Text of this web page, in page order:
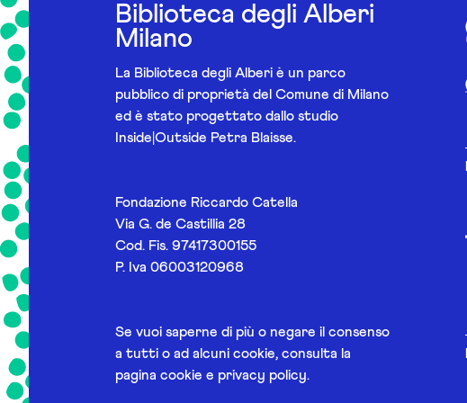
Biblioteca degli Alberi
Milano
La Biblioteca degli Alberi è un parco
pubblico di proprietà del Comune di Milano
ed è stato progettato dallo studio
Inside|Outside Petra Blaisse.
Fondazione Riccardo Catella
Via G. de Castillia 28
Cod. Fis. 97417300155
P. Iva 06003120968
Se vuoi saperne di più o negare il consenso
a tutti o ad alcuni cookie, consulta la
pagina cookie e privacy policy.